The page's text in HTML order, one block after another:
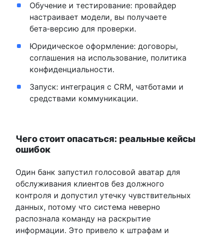
Обучение и тестирование: провайдер
настраивает модели, вы получаете
бета‑версию для проверки.
Юридическое оформление: договоры,
соглашения на использование, политика
конфиденциальности.
Запуск: интеграция с CRM, чатботами и
средствами коммуникации.
Чего стоит опасаться: реальные кейсы
ошибок
Один банк запустил голосовой аватар для
обслуживания клиентов без должного
контроля и допустил утечку чувствительных
данных, потому что система неверно
распознала команду на раскрытие
информации. Это привело к штрафам и